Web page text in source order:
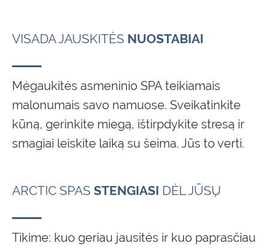
VISADA JAUSKITĖS NUOSTABIAI
Mėgaukitės asmeninio SPA teikiamais
malonumais savo namuose. Sveikatinkite
kūną, gerinkite miegą, ištirpdykite stresą ir
smagiai leiskite laiką su šeima. Jūs to verti.
ARCTIC SPAS STENGIASI DĖL JŪSŲ
Tikime: kuo geriau jausitės ir kuo paprasčiau